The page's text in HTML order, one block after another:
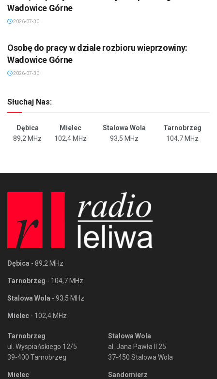
Wadowice Górne
2026-07-30
Osobę do pracy w dziale rozbioru wieprzowiny:
Wadowice Górne
2026-07-30
Słuchaj Nas:
Dębica Mielec Stalowa Wola
Tarnobrzeg
89,2 MHz
102,4 MHz 93,5 MHz 104,7 MHz
Dębica - 89,2 MHz
Tarnobrzeg - 104,7 MHz
Stalowa Wola - 93,5 MHz
Mielec - 102,4 MHz
Tarnobrzeg
ul. Wyspiańskiego 12/5
39-400 Tarnobrzeg
Mielec
Stalowa Wola
al. Jana Pawła II 25
37-450 Stalowa Wola
Sandomierz